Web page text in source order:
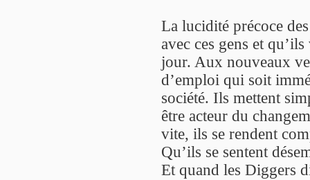
La lucidité précoce
avec ces gens et
jour. Aux nouveaux
d’emploi qui soit
société. Ils mettent
être acteur du
vite, ils se rendent
Qu’ils se sentent
Et quand les Diggers